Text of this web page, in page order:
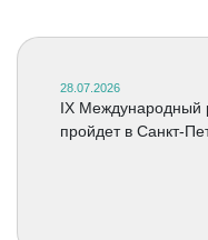
28.07.2026
IX Международный
пройдет в Санкт-